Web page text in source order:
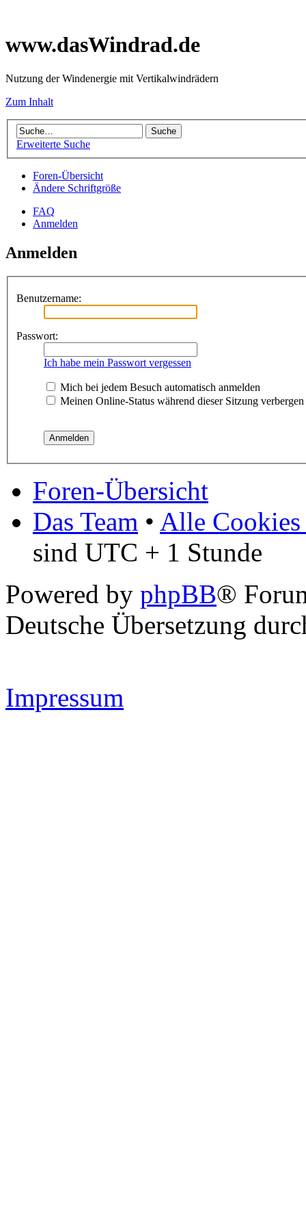
www.dasWindrad.de
Nutzung der Windenergie mit Vertikalwindrädern
Zum Inhalt
Erweiterte Suche
Foren-Übersicht
Ändere Schriftgröße
FAQ
Anmelden
Anmelden
Benutzername:
Passwort:
Ich habe mein Passwort vergessen
Mich bei jedem Besuch automatisch anmelden
Meinen Online-Status während dieser Sitzung verbergen
Foren-Übersicht
Das Team • Alle Cookies
sind UTC + 1 Stunde
Powered by phpBB®
Deutsche Übersetzung
Impressum